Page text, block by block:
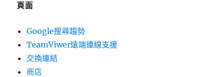
頁面
Google搜尋趨勢
TeamViwer遠端連線支援
交換連結
商店